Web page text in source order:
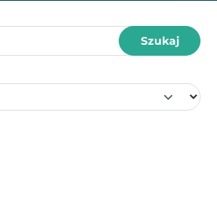
Szukaj